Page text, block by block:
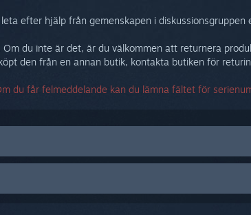
efter hjälp från gemenskapen i
du inte är det, är du välkommen att returnera
den från en annan butik, kontakta butiken för
du får felmeddelande kan du lämna fältet för